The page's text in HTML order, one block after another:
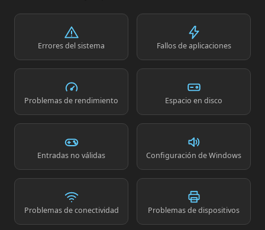
Errores del sistema Fallos de aplicaciones
Problemas de rendimiento Espacio en disco
Entradas no válidas Configuración de Windows
Problemas de conectividad Problemas de dispositivos